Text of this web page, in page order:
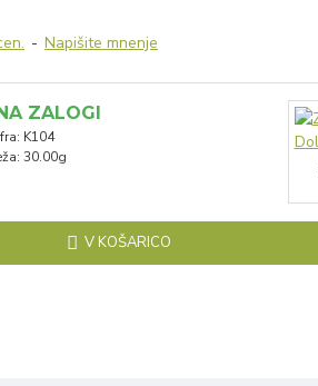
- Napišite mnenje
ZALOGI
K104
30.00g
V KOŠARICO